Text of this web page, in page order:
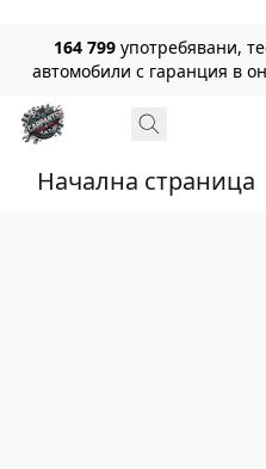
164 799 употребявани,
автомобили с гаранция в
Начална страница